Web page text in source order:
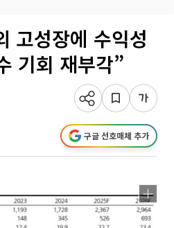
고성장에 수익성
기회 재부각”
구글 선호매체 추가